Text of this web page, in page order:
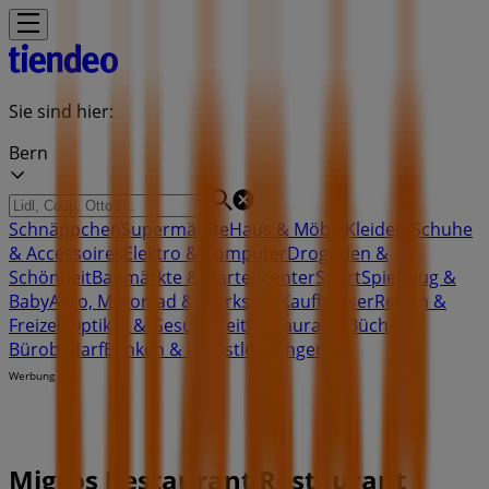
Sie sind hier:
Bern
Schnäppchen SupermärkteHaus & Möbel
Kleider, Schuhe
& Accessoires
Elektro & ComputerDrogerien &
SchönheitBaumärkte & GartencenterSportSpielzeug &
BabyAuto, Motorrad & Werkstatt KaufhäuserReisen &
Freizeit
Optiker & Gesundheit Restaurants
Bücher &
BürobedarfBanken & Dienstleistungen
Werbung
Migros Restaurant Restaurant |